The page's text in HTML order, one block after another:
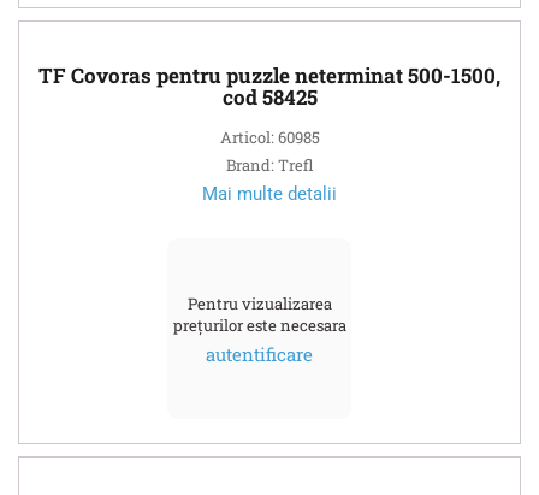
TF Covoras pentru puzzle neterminat 500-1500,
cod 58425
Articol: 60985
Brand: Trefl
Mai multe detalii
Pentru vizualizarea
prețurilor este necesara
autentificare